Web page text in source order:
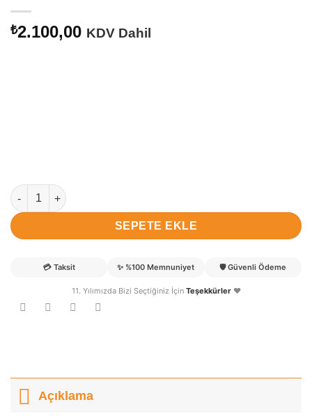
₺2.100,00 KDV Dahil
Gökkuşağı Uçak Hoş geldin Kapı Süsü adet
SEPETE EKLE
💳 Taksit ✨ %100 Memnuniyet 🛡️ Güvenli Ödeme
11. Yılımızda Bizi Seçtiğiniz İçin Teşekkürler❤️
Açıklama